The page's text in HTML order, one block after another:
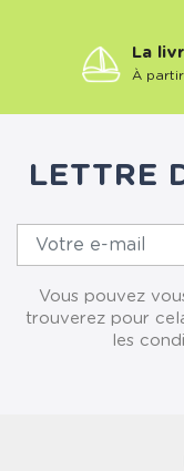
La
À
LETTRE
Vous pouvez
trouverez pour
les